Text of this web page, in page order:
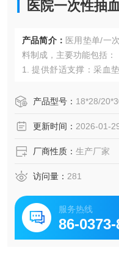
医院一次性抽
产品简介： 医用垫单/一
料制成，主要功能包括：
1. 提供舒适支撑：采血
2. 缓解疼痛和压力：在
痛感。
漏到床上或衣物上。
产品型号： 18*28/
更新时间： 2026-01-
厂商性质： 生产厂家
访问量： 281
服务热线
86-